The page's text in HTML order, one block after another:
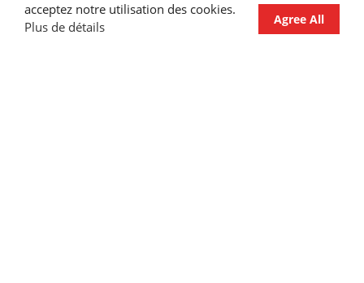
acceptez notre utilisation des cookies.
Plus de détails
Agree All